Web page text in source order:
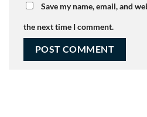
Save my name, email, and
the next time I comment.